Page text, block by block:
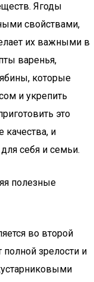
Ягоды
свойствами,
их важными в
варенья,
которые
и укрепить
это
качества, и
себя и семьи.
полезные
во второй
полной зрелости и